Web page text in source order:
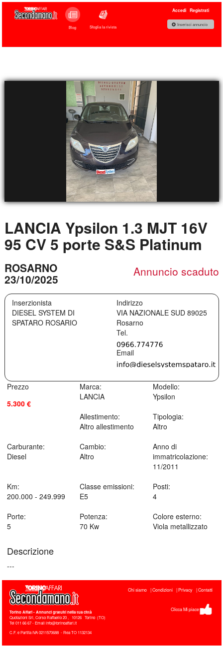
Blog Sfoglia la rivista
Accedi Registrati
Inserisci annuncio
LANCIA Ypsilon 1.3 MJT 16V
95 CV 5 porte S&S Platinum
ROSARNO
23/10/2025
Annuncio scaduto
Inserzionista
DIESEL SYSTEM DI
SPATARO ROSARIO
Indirizzo
VIA NAZIONALE SUD 89025
Rosarno
Prezzo
5.300 €
Marca:
LANCIA
Modello:
Ypsilon
Allestimento:
Altro allestimento
Tipologia:
Altro
Carburante:
Diesel
Cambio:
Altro
Anno di
immatricolazione:
11/2011
Km:
200.000 - 249.999
Classe emissioni:
E5
Posti:
4
Porte:
5
Potenza:
70 Kw
Colore esterno:
Viola metallizzato
Descrizione
---
Torino Affari- Annunci gratuiti nella tua città
Quotazioni Srl, Corso Raffaello 20, 10126 Torino (TO)
Tel011 66 67 - Email info@torinoaffari.it
C.F. e Partita IVA 0211570688 - Rea TO 1132134
Chi siamo Condizioni Privacy Contatti
Clicca Mi piace